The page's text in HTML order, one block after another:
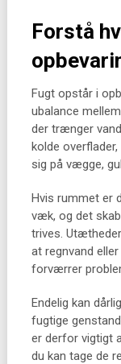
Forstå
Fugt opstår i
ubalance
der trænger
kolde
sig på vægge,
Hvis rummet er
væk, og det
trives.
at regnvand
forværrer
Endelig kan
fugtige
er derfor vigtigt
du kan tage de